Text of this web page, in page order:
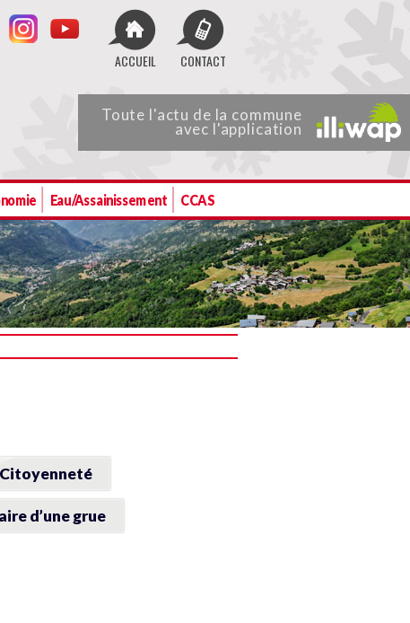
ACCUEIL CONTACT
Toute l'actu de la commune
avec l'application
Eau/Assainissement CCAS
Citoyenneté
d’une grue